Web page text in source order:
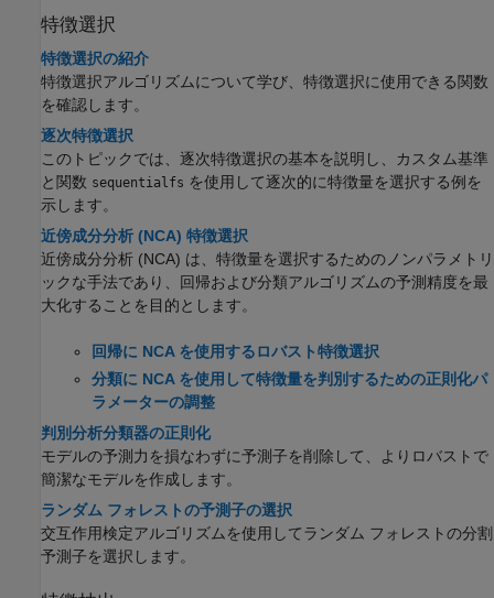
特徴選択
特徴選択の紹介
特徴選択アルゴリズムについて学び、特徴選択に使用できる関数
を確認します。
逐次特徴選択
このトピックでは、逐次特徴選択の基本を説明し、カスタム基準
と関数 sequentialfs を使用して逐次的に特徴量を選択する例を
示します。
近傍成分分析 (NCA) 特徴選択
近傍成分分析 (NCA) は、特徴量を選択するためのノンパラメトリ
ックな手法であり、回帰および分類アルゴリズムの予測精度を最
大化することを目的とします。
回帰に NCA を使用するロバスト特徴選択
分類に NCA を使用して特徴量を判別するための正則化パ
ラメーターの調整
判別分析分類器の正則化
モデルの予測力を損なわずに予測子を削除して、よりロバストで
簡潔なモデルを作成します。
ランダム フォレストの予測子の選択
交互作用検定アルゴリズムを使用してランダム フォレストの分割
予測子を選択します。